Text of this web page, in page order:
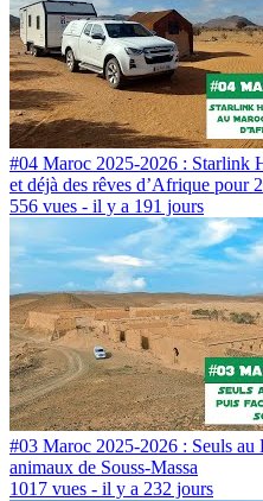
#04 Maroc 2025-2026 : Starlink
et déjà des rêves d’Afrique pour
556 vues - il y a 191 jours
#03 Maroc 2025-2026 : Seuls
animaux de Souss-Massa
1017 vues - il y a 232 jours